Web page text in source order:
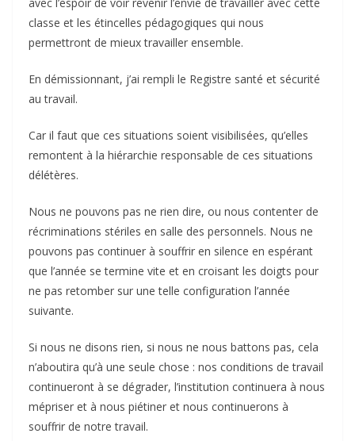
classe et les étincelles pédagogiques qui nous
permettront de mieux travailler ensemble.
En démissionnant, j’ai rempli le Registre santé et sécurité
au travail.
Car il faut que ces situations soient visibilisées, qu’elles
remontent à la hiérarchie responsable de ces situations
délétères.
Nous ne pouvons pas ne rien dire, ou nous contenter de
récriminations stériles en salle des personnels. Nous ne
pouvons pas continuer à souffrir en silence en espérant
que l’année se termine vite et en croisant les doigts pour
ne pas retomber sur une telle configuration l’année
suivante.
Si nous ne disons rien, si nous ne nous battons pas, cela
n’aboutira qu’à une seule chose : nos conditions de travail
continueront à se dégrader, l’institution continuera à nous
mépriser et à nous piétiner et nous continuerons à
souffrir de notre travail.